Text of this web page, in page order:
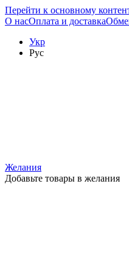
Перейти к основному
О насОплата и доставка
Укр
Рус
Желания
Добавьте товары в желания